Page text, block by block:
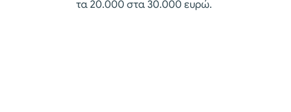
τα 20.000 στα 30.000 ευρώ.